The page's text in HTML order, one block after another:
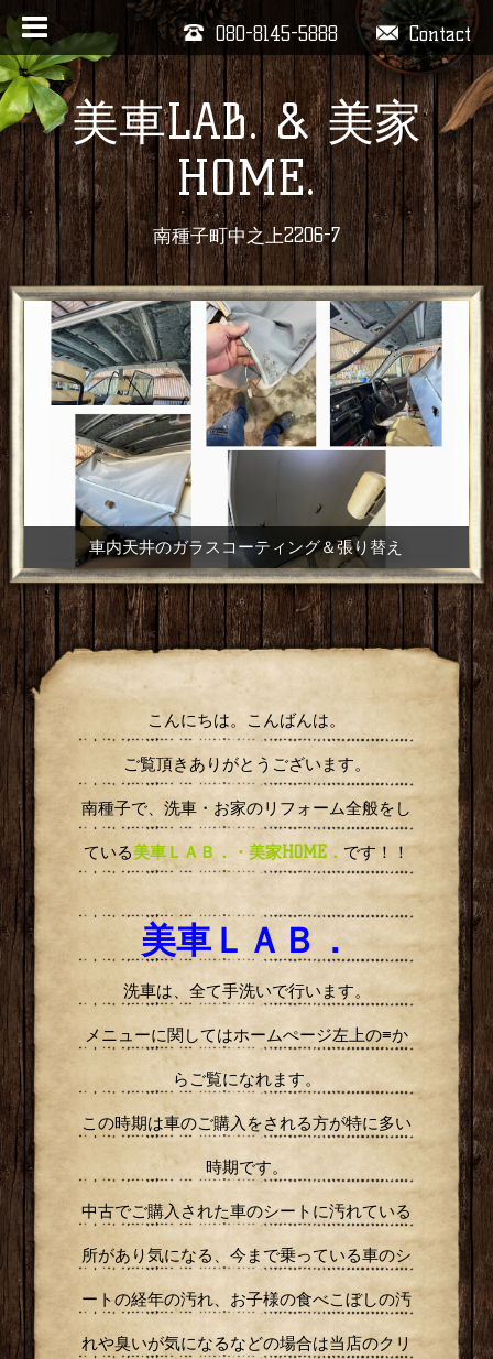
Contact
080-8145-5888
美車LAB. & 美家
HOME.
南種子町中之上2206-7
艶戻し
こんにちは。こんばんは。
ご覧頂きありがとうございます。
南種子で、洗車・お家のリフォーム全般をし
ている美車ＬＡＢ． ・美家HOME． です！！
美車ＬＡＢ．
洗車は、全て手洗いで行います。
メニューに関してはホームぺージ左上の≡か
らご覧になれます。
この時期は車のご購入をされる方が特に多い
時期です。
中古でご購入された車のシートに汚れている
所があり気になる、今まで乗っている車のシ
ートの経年の汚れ、お子様の食べこぼしの汚
れや臭いが気になるなどの場合は当店のクリ